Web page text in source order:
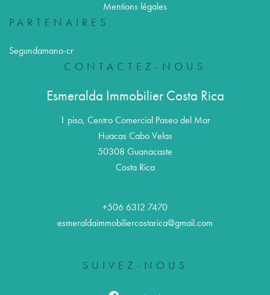
Mentions légales
PARTENAIRES
Segundamano-cr
CONTACTEZ-NOUS
Esmeralda Immobilier Costa Rica
1 piso, Centro Comercial Paseo del Mar
Huacas Cabo Velas
50308 Guanacaste
Costa Rica
+506 6312 7470
esmeraldaimmobiliercostarica@gmail.com
SUIVEZ-NOUS